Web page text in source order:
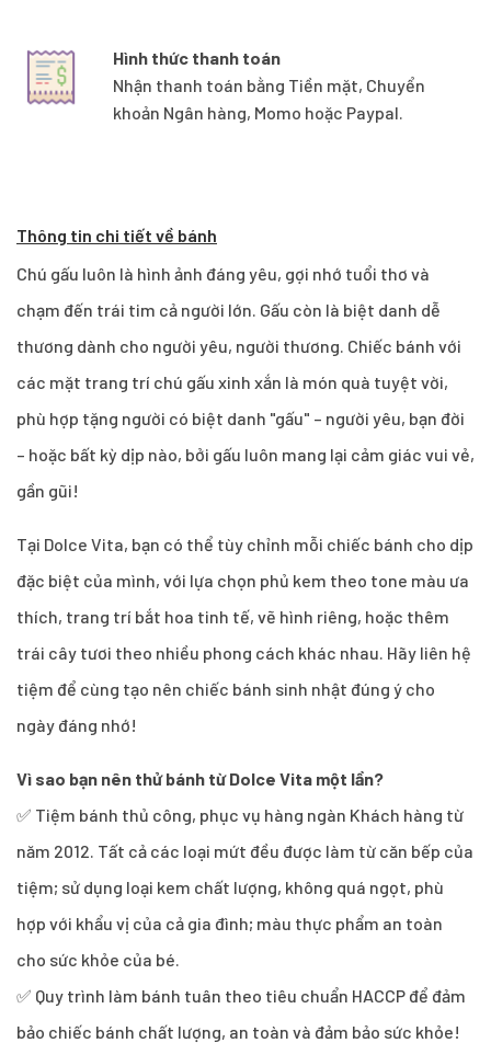
Hình thức thanh toán
Nhận thanh toán bằng Tiền mặt, Chuyển
khoản Ngân hàng, Momo hoặc Paypal.
Thông tin chi tiết về bánh
Chú gấu luôn là hình ảnh đáng yêu, gợi nhớ tuổi thơ và
chạm đến trái tim cả người lớn. Gấu còn là biệt danh dễ
thương dành cho người yêu, người thương. Chiếc bánh với
các mặt trang trí chú gấu xinh xắn là món quà tuyệt vời,
phù hợp tặng người có biệt danh "gấu" – người yêu, bạn đời
– hoặc bất kỳ dịp nào, bởi gấu luôn mang lại cảm giác vui vẻ,
gần gũi!
Tại Dolce Vita, bạn có thể tùy chỉnh mỗi chiếc bánh cho dịp
đặc biệt của mình, với lựa chọn phủ kem theo tone màu ưa
thích, trang trí bắt hoa tinh tế, vẽ hình riêng, hoặc thêm
trái cây tươi theo nhiều phong cách khác nhau. Hãy liên hệ
tiệm để cùng tạo nên chiếc bánh sinh nhật đúng ý cho
ngày đáng nhớ!
Vì sao bạn nên thử bánh từ Dolce Vita một lần?
✅ Tiệm bánh thủ công, phục vụ hàng ngàn Khách hàng từ
năm 2012. Tất cả các loại mứt đều được làm từ căn bếp của
tiệm; sử dụng loại kem chất lượng, không quá ngọt, phù
hợp với khẩu vị của cả gia đình; màu thực phẩm an toàn
cho sức khỏe của bé.
✅ Quy trình làm bánh tuân theo tiêu chuẩn HACCP để đảm
bảo chiếc bánh chất lượng, an toàn và đảm bảo sức khỏe!